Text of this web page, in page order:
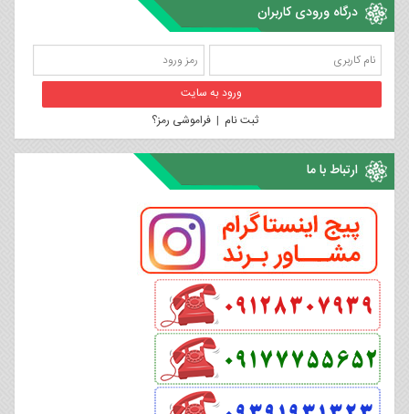
درگاه ورودی کاربران
ثبت نام |فراموشی رمز؟
ارتباط با ما